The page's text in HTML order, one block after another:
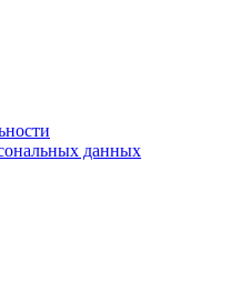
данных